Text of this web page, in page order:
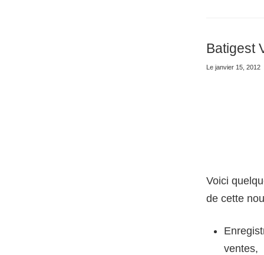
Batigest
Le janvier 15, 2012
Voici
de cette
ventes,